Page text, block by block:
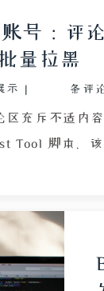
号：评
量拉黑
示 | 条评
区充斥不适内
Tool 脚本。该
详细阐述了脚
DOM 的结构
出通过